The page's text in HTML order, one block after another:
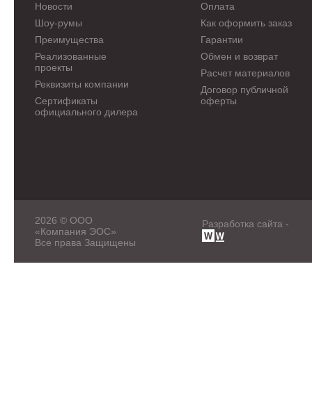
Новости
Шоу-румы
Преимущества
Реализованные
проекты
Реквизиты компании
Сертификаты
официального дилера
Оплата
Как оформить заказ
Гарантии
Обмен и возврат
Расчет материалов
Договор публичной
оферты
2026 © ООО
«Компания ЭОС»
Все права Защищены
Разработка сайта -